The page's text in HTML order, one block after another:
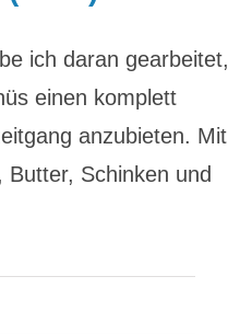
ich daran gearbeitet,
einen komplett
anzubieten. Mit
Schinken und